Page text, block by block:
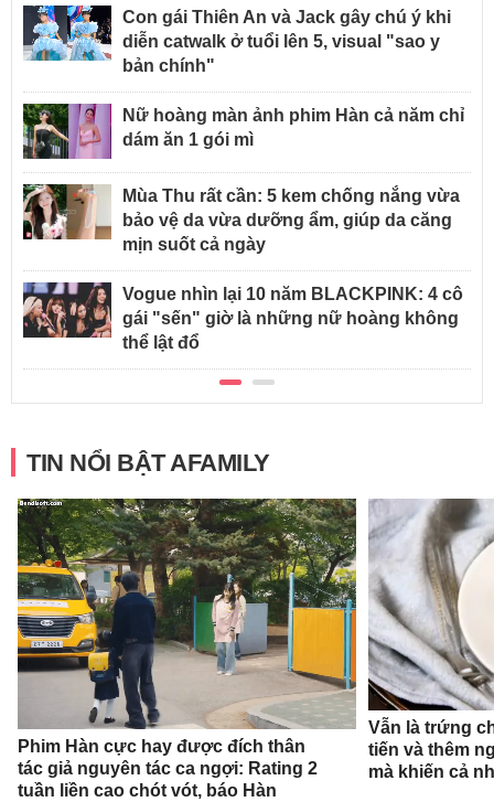
Con gái Thiên An và Jack gây chú ý khi
diễn catwalk ở tuổi lên 5, visual "sao y
bản chính"
Nữ hoàng màn ảnh phim Hàn cả năm chỉ
dám ăn 1 gói mì
Mùa Thu rất cần: 5 kem chống nắng vừa
bảo vệ da vừa dưỡng ẩm, giúp da căng
mịn suốt cả ngày
Vogue nhìn lại 10 năm BLACKPINK: 4 cô
gái "sến" giờ là những nữ hoàng không
thể lật đổ
TIN NỔI BẬT AFAMILY
Phim Hàn cực hay được đích thân
tác giả nguyên tác ca ngợi: Rating 2
tuần liền cao chót vót, báo Hàn
Vẫn là trứng
tiến và thêm
mà khiến cả